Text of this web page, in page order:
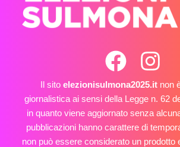
Il sito elezionisulmona2025.itnon
giornalistica ai sensi della Legge n. 62
in quanto viene aggiornato senza
pubblicazioni hanno carattere di
non può essere considerato un prodotto